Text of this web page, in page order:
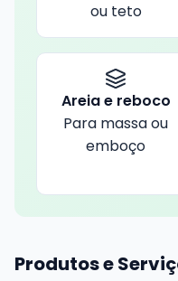
ou teto
Areia e reboco
Para massa ou
emboço
Produtos e